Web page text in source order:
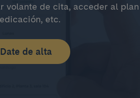
volante de cita, acceder al
etc.
Date de alta